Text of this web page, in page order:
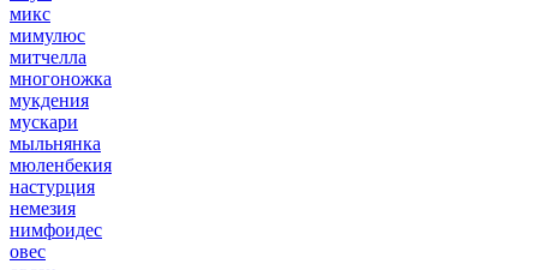
микс
мимулюс
митчелла
многоножка
мукдения
мускари
мыльнянка
мюленбекия
настурция
немезия
нимфоидес
овес